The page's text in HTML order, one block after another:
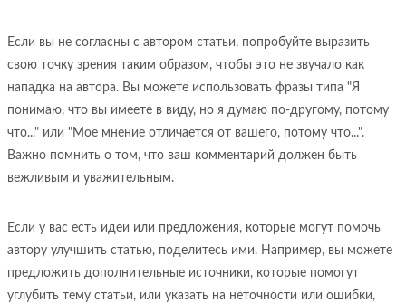
Если вы не согласны с автором статьи, попробуйте выразить
свою точку зрения таким образом, чтобы это не звучало как
нападка на автора. Вы можете использовать фразы типа "Я
понимаю, что вы имеете в виду, но я думаю по-другому, потому
что..." или "Мое мнение отличается от вашего, потому что...".
Важно помнить о том, что ваш комментарий должен быть
вежливым и уважительным.
Если у вас есть идеи или предложения, которые могут помочь
автору улучшить статью, поделитесь ими. Например, вы можете
предложить дополнительные источники, которые помогут
углубить тему статьи, или указать на неточности или ошибки,